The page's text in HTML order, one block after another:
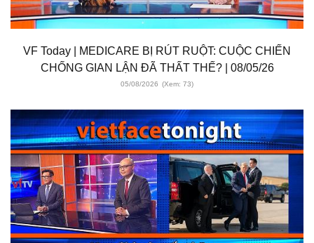
VF Today | MEDICARE BỊ RÚT RUỘT: CUỘC CHIẾN
CHỐNG GIAN LẬN ĐÃ THẤT THẾ? | 08/05/26
05/08/2026 (Xem: 73)